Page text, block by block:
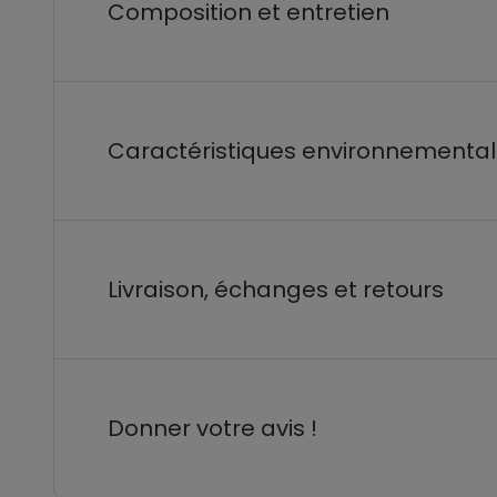
Composition et entretien
Caractéristiques
Livraison, échanges et retours
Donner votre avis !